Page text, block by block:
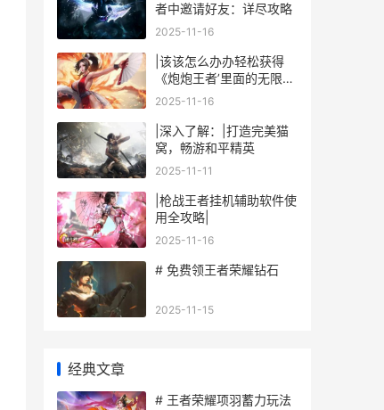
者中邀请好友：详尽攻略
2025-11-16
|该该怎么办办轻松获得
《炮炮王者’里面的无限金
币和星星|
2025-11-16
|深入了解：|打造完美猫
窝，畅游和平精英
2025-11-11
|枪战王者挂机辅助软件使
用全攻略|
2025-11-16
# 免费领王者荣耀钻石
2025-11-15
经典文章
# 王者荣耀项羽蓄力玩法